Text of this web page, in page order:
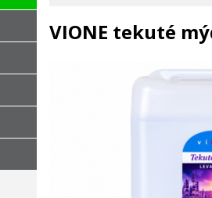
VIONE tekuté